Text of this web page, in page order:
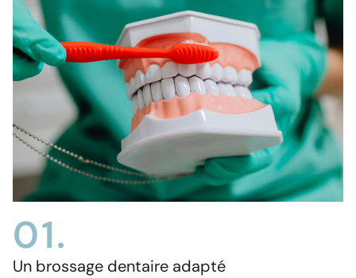
01.
Un brossage dentaire adapté